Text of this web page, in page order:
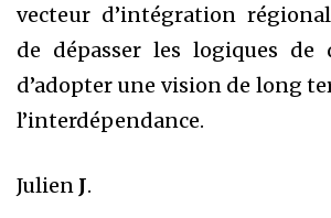
vecteur d’intégration
de dépasser les logiques
d’adopter une vision de long
l’interdépendance.
Julien J.